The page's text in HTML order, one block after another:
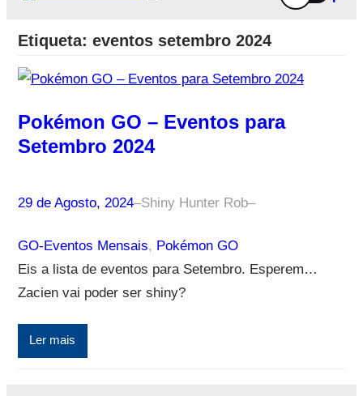
Etiqueta: eventos setembro 2024
Pokémon GO – Eventos para
Setembro 2024
29 de Agosto, 2024–Shiny Hunter Rob–
GO-Eventos Mensais, Pokémon GO
Eis a lista de eventos para Setembro. Esperem…
Zacien vai poder ser shiny?
Ler mais